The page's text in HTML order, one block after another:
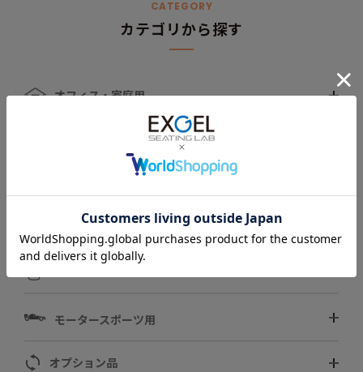
CATEGORY
カテゴリから探す
オフィス・家庭用
モータースポーツ用
オプション品